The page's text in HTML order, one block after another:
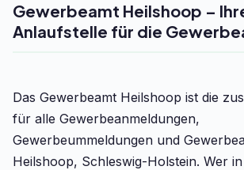
Gewerbeamt Heilshoop –
Anlaufstelle für die
Das Gewerbeamt Heilshoop ist die
für alle Gewerbeanmeldungen,
Gewerbeummeldungen und
Heilshoop, Schleswig-Holstein. Wer